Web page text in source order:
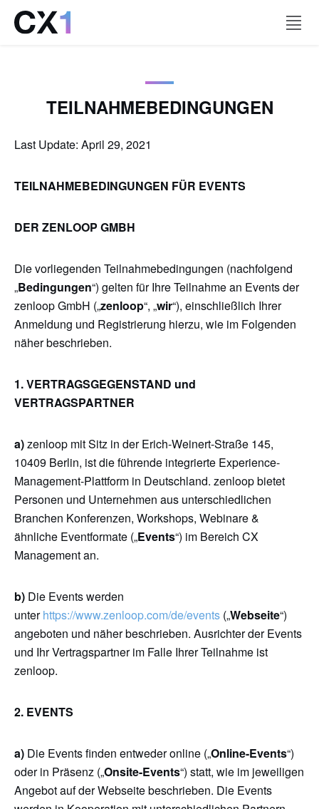
CX1 MINI
RECAP
KONTAKT
TEILNAHMEBEDINGUNGEN
Last Update: April 29, 2021
TEILNAHMEBEDINGUNGEN FÜR EVENTS
DER ZENLOOP GMBH
Die vorliegenden Teilnahmebedingungen (nachfolgend
„Bedingungen“) gelten für Ihre Teilnahme an Events der
zenloop GmbH („zenloop“, „wir“), einschließlich Ihrer
Anmeldung und Registrierung hierzu, wie im Folgenden
näher beschrieben.
1. VERTRAGSGEGENSTAND und
VERTRAGSPARTNER
a)zenloop mit Sitz in der Erich-Weinert-Straße 145,
10409 Berlin, ist die führende integrierte Experience-
Management-Plattform in Deutschland. zenloop bietet
Personen und Unternehmen aus unterschiedlichen
Branchen Konferenzen, Workshops, Webinare &
ähnliche Eventformate („Events“) im Bereich CX
Management an.
b) Die Events werden
unterhttps://www.zenloop.com/de/events („Webseite“)
angeboten und näher beschrieben. Ausrichter der Events
und Ihr Vertragspartner im Falle Ihrer Teilnahme ist
zenloop.
2. EVENTS
a) Die Events finden entweder online („Online-Events“)
oder in Präsenz („Onsite-Events“) statt, wie im jeweiligen
Angebot auf der Webseite beschrieben. Die Events